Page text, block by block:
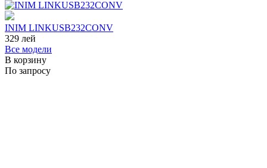
INIM LINKUSB232CONV
329 лей
Все модели
В корзину
По запросу